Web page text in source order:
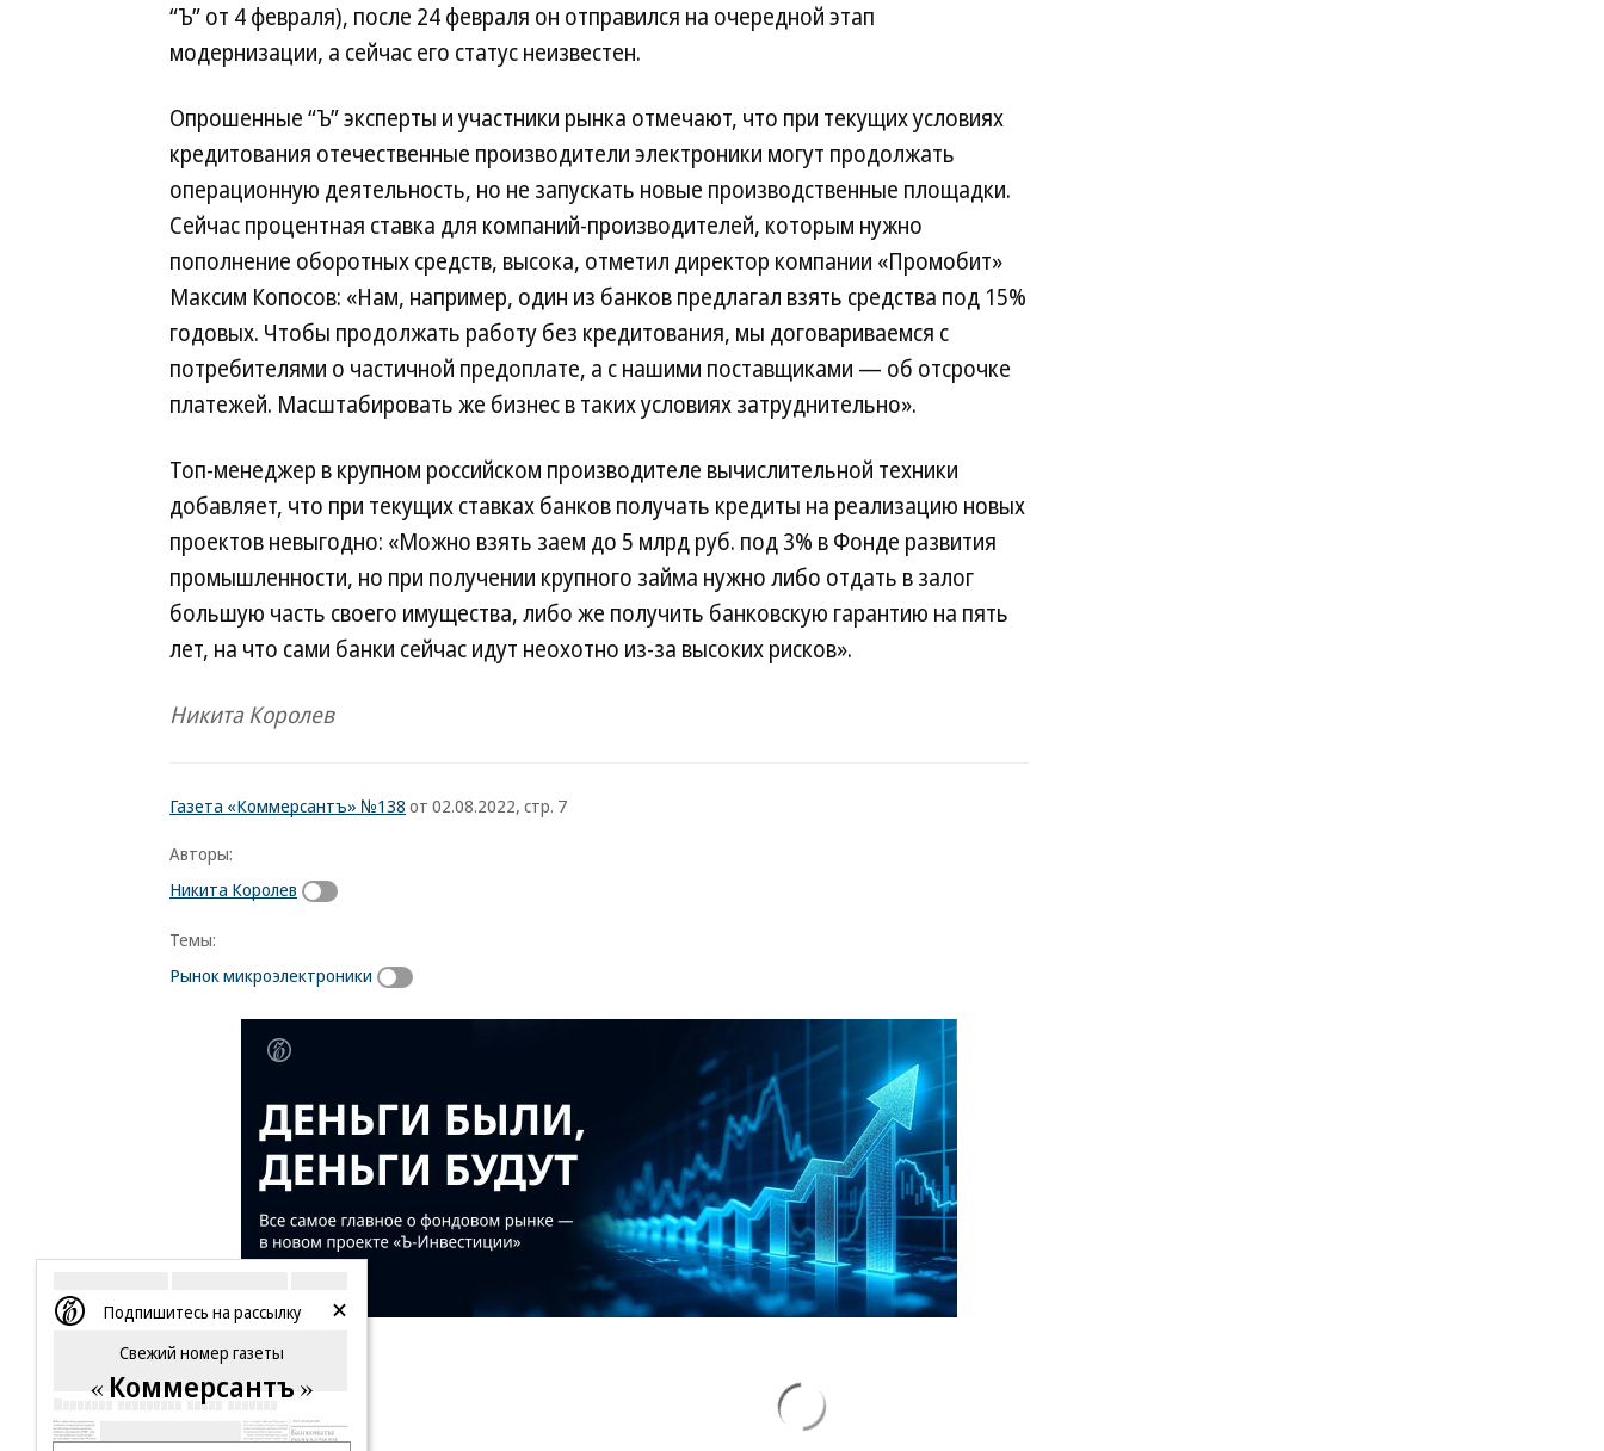
“Ъ” от 4 февраля), после 24 февраля он отправился на очередной этап
модернизации, а сейчас его статус неизвестен.
Опрошенные “Ъ” эксперты и участники рынка отмечают, что при текущих условиях
кредитования отечественные производители электроники могут продолжать
операционную деятельность, но не запускать новые производственные площадки.
Сейчас процентная ставка для компаний-производителей, которым нужно
пополнение оборотных средств, высока, отметил директор компании «Промобит»
Максим Копосов: «Нам, например, один из банков предлагал взять средства под 15%
годовых. Чтобы продолжать работу без кредитования, мы договариваемся с
потребителями о частичной предоплате, а с нашими поставщиками — об отсрочке
платежей. Масштабировать же бизнес в таких условиях затруднительно».
Топ-менеджер в крупном российском производителе вычислительной техники
добавляет, что при текущих ставках банков получать кредиты на реализацию новых
проектов невыгодно: «Можно взять заем до 5 млрд руб. под 3% в Фонде развития
промышленности, но при получении крупного займа нужно либо отдать в залог
большую часть своего имущества, либо же получить банковскую гарантию на пять
лет, на что сами банки сейчас идут неохотно из-за высоких рисков».
Никита Королев
Газета «Коммерсантъ» №138 от 02.08.2022, стр. 7
Авторы:
Никита Королев
Темы:
Рынок микроэлектроники
Подпишитесь на рассылку
Свежий номер газеты
Коммерсантъ